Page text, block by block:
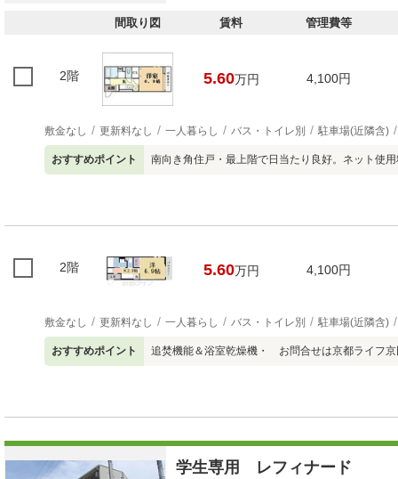
間取り図 賃料 管理費等
2階 5.60万円 4,100円
敷金なし 更新料なし 一人暮らし バス・トイレ別 駐車場(近隣含)
おすすめポイント 南向き角住戸・最上階で日当たり良好。ネット使
2階 5.60万円 4,100円
敷金なし 更新料なし 一人暮らし バス・トイレ別 駐車場(近隣含)
おすすめポイント 追焚機能＆浴室乾燥機・ お問合せは京都ライフ
学生専用 レフィナード